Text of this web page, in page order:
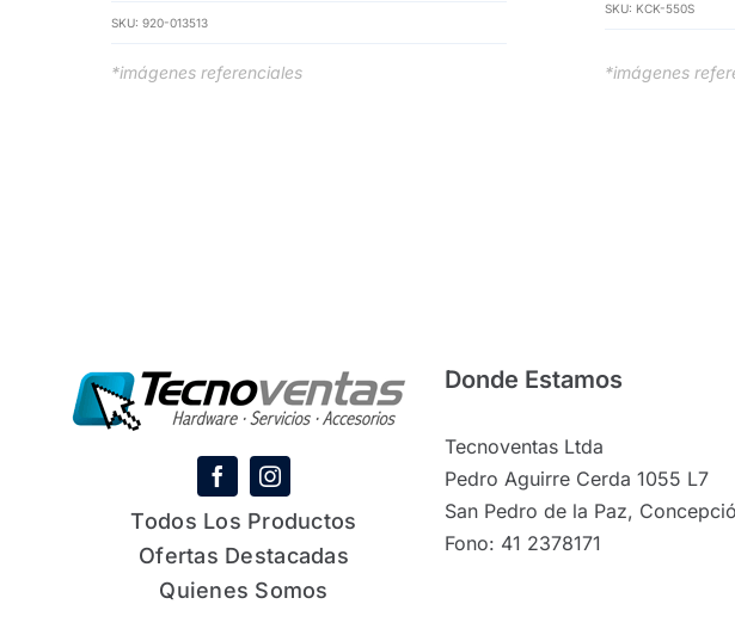
SKU: 920-013513
*imágenes referenciales
SKU: KCK-550S
*imágenes
Todos Los Productos
Ofertas Destacadas
Quienes Somos
Donde Estamos
Tecnoventas Ltda
Pedro Aguirre Cerda 1055 L7
San Pedro de la Paz,
Fono: 41 2378171